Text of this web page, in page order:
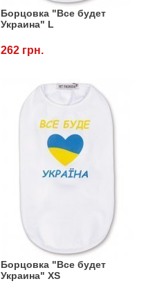
Борцовка "Все будет
Украина" L
262 грн.
Борцовка "Все будет
Украина" XS